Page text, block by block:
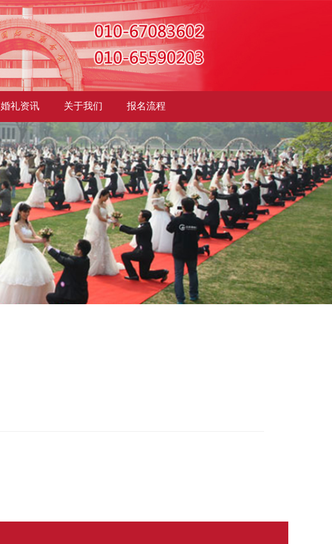
婚礼资讯 关于我们 报名流程